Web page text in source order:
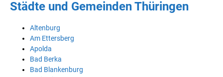
Städte und Gemeinden Thüringen
Altenburg
Am Ettersberg
Apolda
Bad Berka
Bad Blankenburg